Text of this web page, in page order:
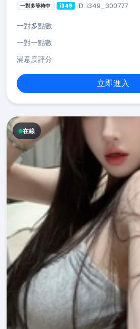
一對多等待中 i349 ID: i349_300777
一對多點數
一對一點數
滿意度評分
立即進入
在線